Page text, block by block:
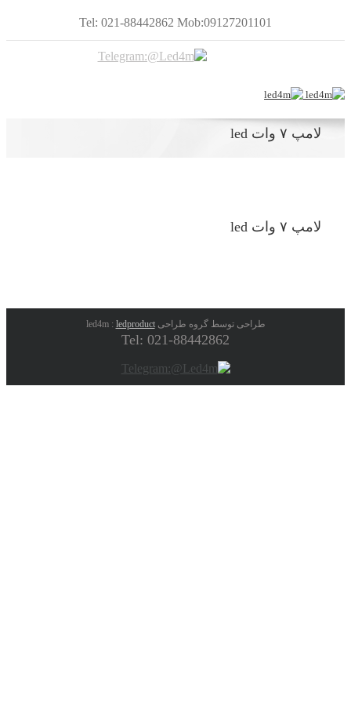
Tel: 021-88442862 Mob:09127201101
لامپ ۷ وات led
لامپ ۷ وات led
طراحی توسط گروه طراحی led4m :ledproduct
Tel: 021-88442862